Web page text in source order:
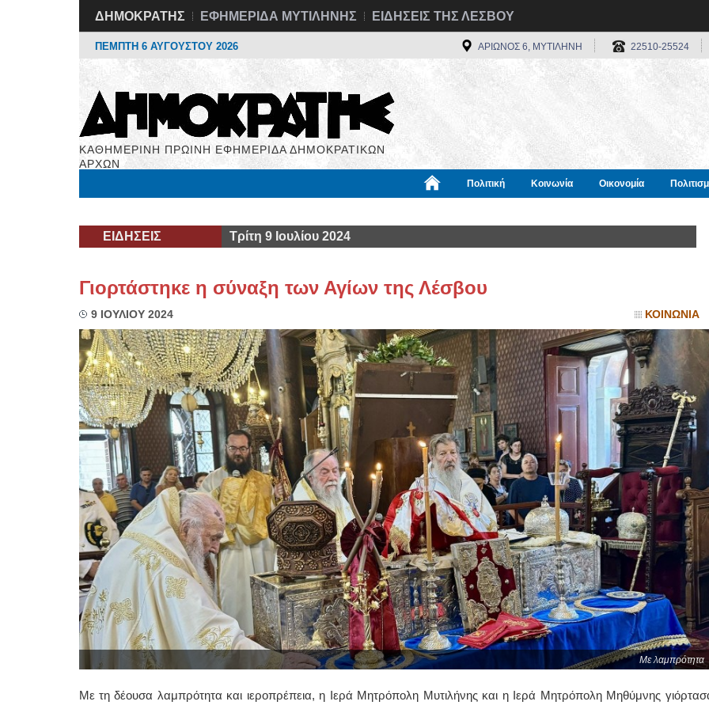
ΔΗΜΟΚΡΑΤΗΣ ΕΦΗΜΕΡΙΔΑ ΜΥΤΙΛΗΝΗΣ ΕΙΔΗΣΕΙΣ ΤΗΣ ΛΕΣΒΟΥ
ΠΕΜΠΤΗ 6 ΑΥΓΟΥΣΤΟΥ 2026 ΑΡΙΩΝΟΣ 6, ΜΥΤΙΛΗΝΗ 22510-25524
ΚΑΘΗΜΕΡΙΝΗ ΠΡΩΙΝΗ ΕΦΗΜΕΡΙΔΑ ΔΗΜΟΚΡΑΤΙΚΩΝ
ΑΡΧΩΝ
Πολιτική Κοινωνία Οικονομία
ΕΙΔΗΣΕΙΣ Τρίτη 9 Ιουλίου 2024
Γιορτάστηκε η σύναξη των Αγίων της Λέσβου
9 ΙΟΥΛΙΟΥ 2024 ΚΟΙΝΩΝΙΑ
Με λαμπρότητα
Με τη δέουσα λαμπρότητα και ιεροπρέπεια, η Ιερά Μητρόπολη Μυτιλήνης και η Ιερά Μητρόπολη Μηθύμνης